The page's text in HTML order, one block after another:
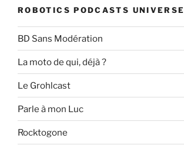
ROBOTICS PODCASTS UNIVERSE
BD Sans Modération
La moto de qui, déjà ?
Le Grohlcast
Parle à mon Luc
Rocktogone